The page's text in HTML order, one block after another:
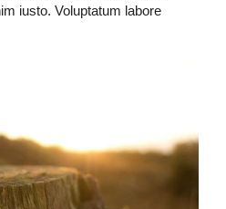
iusto. Voluptatum labore